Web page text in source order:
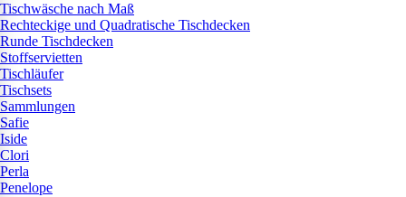
Tischwäsche nach Maß
Rechteckige und Quadratische Tischdecken
Runde Tischdecken
Stoffservietten
Tischläufer
Tischsets
Sammlungen
Safie
Iside
Clori
Perla
Penelope